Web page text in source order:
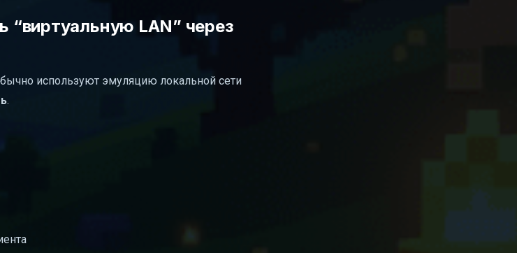
“виртуальную LAN” через
используют эмуляцию локальной сети
.